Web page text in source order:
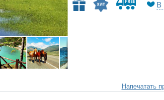
В
Напечатать